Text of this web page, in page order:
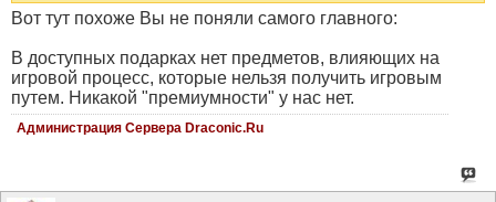
Вот тут похоже Вы не поняли самого главного:
В доступных подарках нет предметов, влияющих на
игровой процесс, которые нельзя получить игровым
путем. Никакой "премиумности" у нас нет.
Администрация Сервера Draconic.Ru